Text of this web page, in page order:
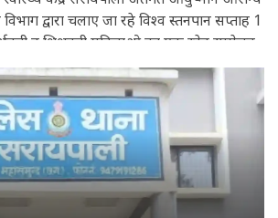
द्वारा चलाए जा रहे विश्व स्तनपान सप्ताह 1
व शिशुवती महिलाओ का एक स्नेह सम्मेलन